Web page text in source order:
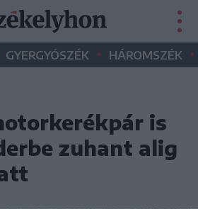
GYERGYÓSZÉK • HÁROMSZÉK •
is
zuhant alig